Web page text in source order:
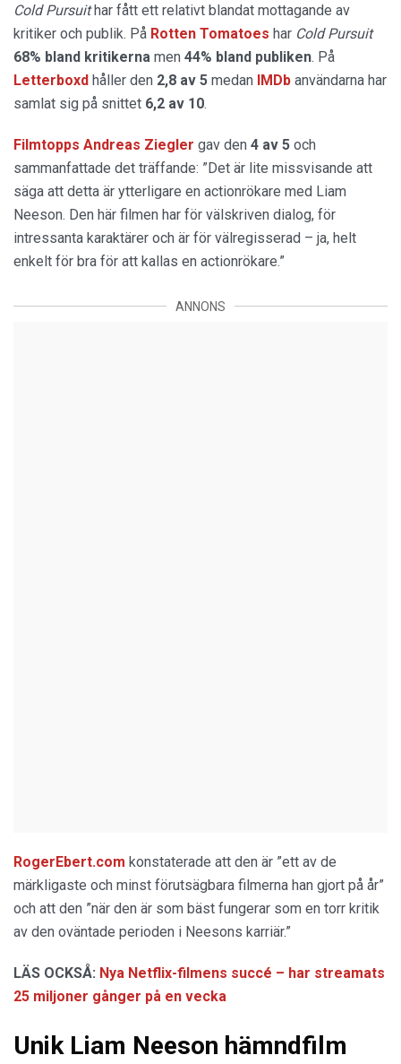
Cold Pursuithar fått ett relativt blandat mottagande av
kritiker och publik. På Rotten Tomatoes har Cold Pursuit
68% bland kritikerna men 44% bland publiken. På
Letterboxd håller den 2,8 av 5 medan IMDb användarna har
samlat sig på snittet 6,2 av 10.
Filmtopps Andreas Ziegler gav den 4 av 5 och
sammanfattade det träffande: ”Det är lite missvisande att
säga att detta är ytterligare en actionrökare med Liam
Neeson. Den här filmen har för välskriven dialog, för
intressanta karaktärer och är för välregisserad – ja, helt
enkelt för bra för att kallas en actionrökare.”
ANNONS
RogerEbert.com konstaterade att den är ”ett av de
märkligaste och minst förutsägbara filmerna han gjort på år”
och att den ”när den är som bäst fungerar som en torr kritik
av den oväntade perioden i Neesons karriär.”
LÄS OCKSÅ: Nya Netflix-filmens succé – har streamats
25 miljoner gånger på en vecka
Unik Liam Neeson hämndfilm